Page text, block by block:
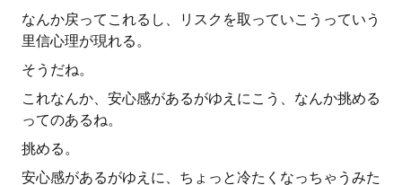
なんか戻ってこれるし、リスクを取っていこうっていう
里信心理が現れる。
そうだね。
これなんか、安心感があるがゆえにこう、なんか挑める
ってのあるね。
挑める。
安心感があるがゆえに、ちょっと冷たくなっちゃうみた